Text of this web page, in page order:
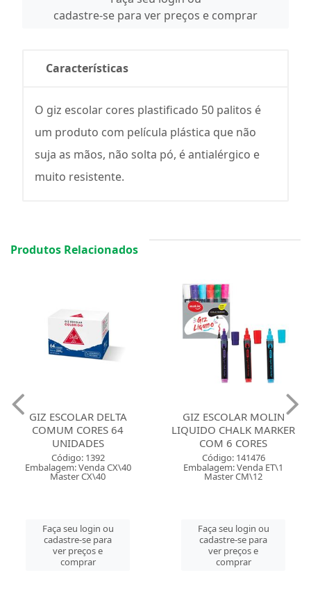
cadastre-se para ver preços e comprar
Características
O giz escolar cores plastificado 50 palitos é
um produto com película plástica que não
suja as mãos, não solta pó, é antialérgico e
muito resistente.
Produtos Relacionados
GIZ ESCOLAR DELTA
COMUM CORES 64
UNIDADES
Código: 1392
Embalagem: Venda CX\40
Master CX\40
Faça seu login ou
cadastre-se para
ver preços e
comprar
GIZ ESCOLAR MOLIN
LIQUIDO CHALK MARKER
COM 6 CORES
Código: 141476
Embalagem: Venda ET\1
Master CM\12
Faça seu login ou
cadastre-se para
ver preços e
comprar